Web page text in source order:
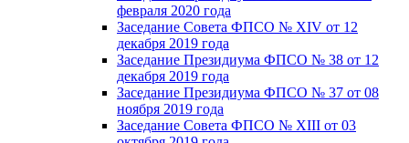
февраля 2020 года
Заседание Совета ФПСО № XIV от 12
декабря 2019 года
Заседание Президиума ФПСО № 38 от 12
декабря 2019 года
Заседание Президиума ФПСО № 37 от 08
ноября 2019 года
Заседание Совета ФПСО № XIII от 03